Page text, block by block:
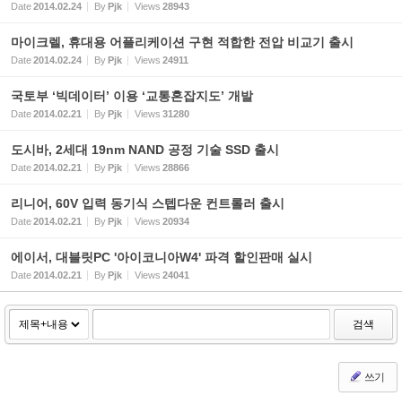
Date2014.02.24 ByPjk Views 28943
마이크렐, 휴대용 어플리케이션 구현 적합한 전압 비교기 출시
Date2014.02.24 ByPjk Views 24911
국토부 ‘빅데이터’ 이용 ‘교통혼잡지도’ 개발
Date2014.02.21 ByPjk Views 31280
도시바, 2세대 19nm NAND 공정 기술 SSD 출시
Date2014.02.21 ByPjk Views 28866
리니어, 60V 입력 동기식 스텝다운 컨트롤러 출시
Date2014.02.21 ByPjk Views 20934
에이서, 대블릿PC '아이코니아W4' 파격 할인판매 실시
Date2014.02.21 ByPjk Views 24041
검색
쓰기